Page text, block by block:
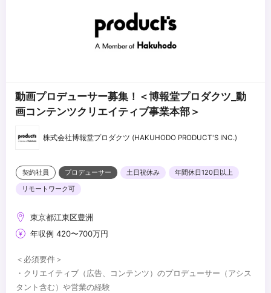
動画プロデューサー募集！＜博報堂プロダクツ_動
画コンテンツクリエイティブ事業本部＞
株式会社博報堂プロダクツ (HAKUHODO PRODUCT'S INC.)
契約社員 プロデューサー 土日祝休み
年間休日120日以上
リモートワーク可
東京都江東区豊洲
年収例 420〜700万円
＜必須要件＞
・クリエイティブ（広告、コンテンツ）のプロデューサー（アシス
タント含む）や営業の経験